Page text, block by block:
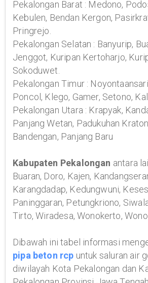
Pekalongan Barat : Medono,
Kebulen, Bendan Kergon,
Pringrejo.
Pekalongan Selatan : Banyurip,
Jenggot, Kuripan Kertoharjo,
Sokoduwet.
Pekalongan Timur :
Poncol, Klego, Gamer, Setono,
Pekalongan Utara : Krapyak,
Panjang Wetan, Padukuhan
Bandengan, Panjang Baru
Kabupaten Pekalongan antara
Buaran, Doro, Kajen,
Karangdadap, Kedungwuni,
Paninggaran, Petungkriono,
Tirto, Wiradesa, Wonokerto,
Dibawah ini tabel informasi
pipa beton rcp untuk saluran air
diwilayah Kota Pekalongan dan